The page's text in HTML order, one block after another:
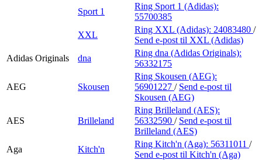
Sport 1
Ring Sport 1 (Adidas):
55700385
XXL
Ring XXL (Adidas): 24083480 /
Send e-post til XXL (Adidas)
Adidas Originals
dna
Ring dna (Adidas Originals):
56332175
AEG Skousen
Ring Skousen (AEG):
56901227 / Send e-post til
Skousen (AEG)
AES Brilleland
Ring Brilleland (AES):
56332590 / Send e-post til
Brilleland (AES)
Aga
Kitch'n
Ring Kitch'n (Aga): 56311011 /
Send e-post til Kitch'n (Aga)